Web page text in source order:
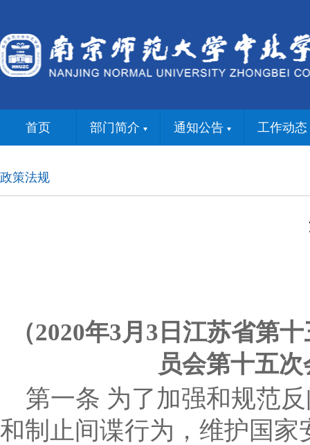
首页 部门简介 通知公告 工作动态
政策法规
（2020年3月 3 日江苏省第
员会第十五
第一条 为了加强和规范
和制止间谍行为，维护国家